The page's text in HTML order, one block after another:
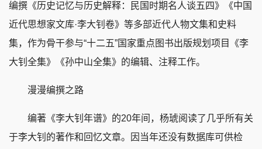
编撰《历史记忆与历史解释：民国时期名人谈五四》《中国
近代思想家文库·李大钊卷》等多部近代人物文集和史料
集，作为骨干参与“十二五”国家重点图书出版规划项目《李
大钊全集》《孙中山全集》的编辑、注释工作。
漫漫编撰之路
编著《李大钊年谱》的20年间，杨琥阅读了几乎所有关
于李大钊的著作和回忆文章。因当年还没有数据库可供检